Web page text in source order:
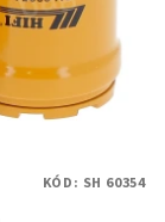
KÓD: SH 60354